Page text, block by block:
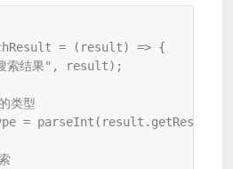
= (result) => {
结果", result);
类型
=